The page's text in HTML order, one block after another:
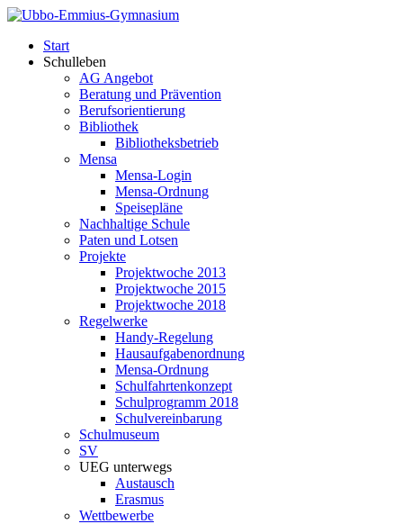
Start
Schulleben
AG Angebot
Beratung und Prävention
Berufsorientierung
Bibliothek
Bibliotheksbetrieb
Mensa
Mensa-Login
Mensa-Ordnung
Speisepläne
Nachhaltige Schule
Paten und Lotsen
Projekte
Projektwoche 2013
Projektwoche 2015
Projektwoche 2018
Regelwerke
Handy-Regelung
Hausaufgabenordnung
Mensa-Ordnung
Schulfahrtenkonzept
Schulprogramm 2018
Schulvereinbarung
Schulmuseum
SV
UEG unterwegs
Austausch
Erasmus
Wettbewerbe